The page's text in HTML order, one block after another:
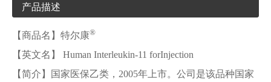
产品描述
【商品名】特尔康®
【英文名】 Human Interleukin-11 forInjection
【简介】国家医保乙类，2005年上市。公司是该品种国家